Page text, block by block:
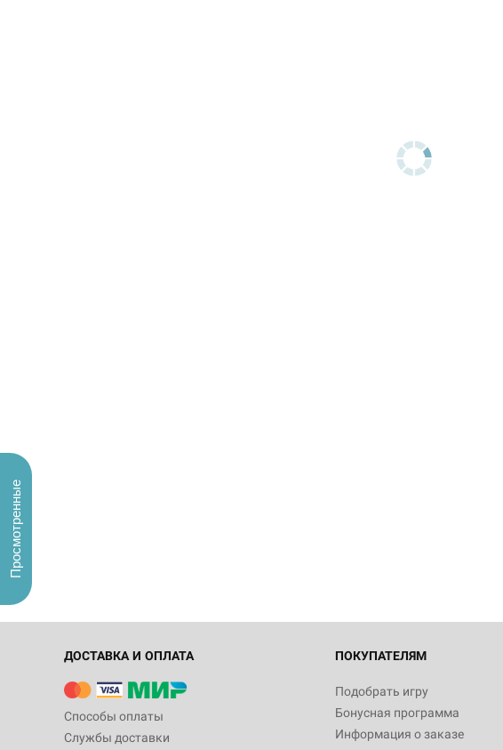
ДОСТАВКА И ОПЛАТА
Способы оплаты
Службы доставки
ПОКУПАТЕЛЯМ
Подобрать игру
Бонусная программа
Информация о заказе
Просмотренные